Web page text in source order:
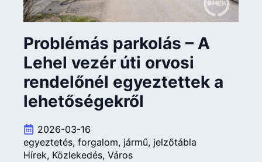
Problémás parkolás – A
Lehel vezér úti orvosi
rendelőnél egyeztettek a
lehetőségekről
2026-03-16
egyeztetés forgalom jármű jelzőtábla
Hírek Közlekedés Város